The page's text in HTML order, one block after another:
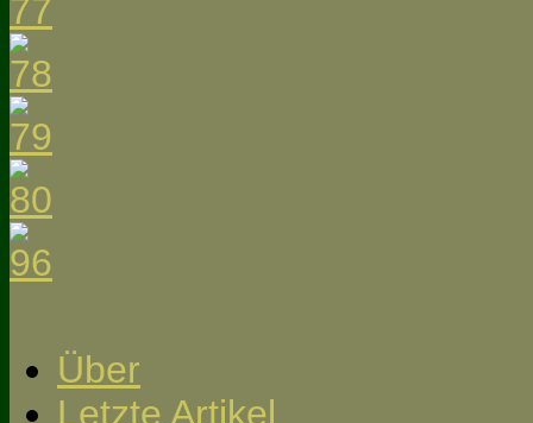
Über
Letzte Artikel